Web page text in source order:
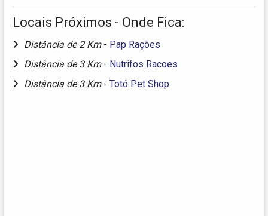
Locais Próximos - Onde Fica:
Distância de 2 Km - Pap Rações
Distância de 3 Km - Nutrifos Racoes
Distância de 3 Km - Totó Pet Shop